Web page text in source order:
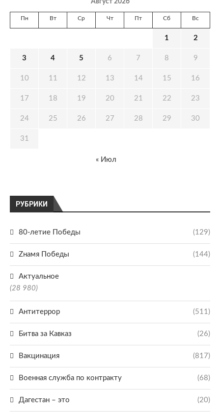
РУБРИКИ
80-летие Победы (129)
Zнамя Победы (144)
Актуальное
(28 980)
Антитеррор (511)
Битва за Кавказ (26)
Вакцинация (817)
Военная служба по контракту (68)
Дагестан – это (20)
Август 2026
Пн Вт Ср Чт Пт Сб Вс
1 2
3 4 5 6 7 8 9
10 11 12 13 14 15 16
17 18 19 20 21 22 23
24 25 26 27 28 29 30
31
« Июл